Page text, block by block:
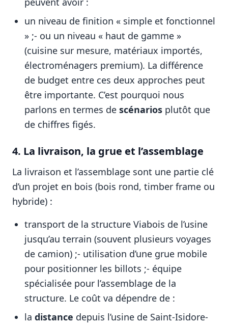
un niveau de finition « simple et fonctionnel
» ;- ou un niveau « haut de gamme »
(cuisine sur mesure, matériaux importés,
électroménagers premium). La différence
de budget entre ces deux approches peut
être importante. C’est pourquoi nous
parlons en termes de scénarios plutôt que
de chiffres figés.
4. La livraison, la grue et l’assemblage
La livraison et l’assemblage sont une partie clé
d’un projet en bois (bois rond, timber frame ou
hybride) :
transport de la structure Viabois de l’usine
jusqu’au terrain (souvent plusieurs voyages
de camion) ;- utilisation d’une grue mobile
pour positionner les billots ;- équipe
spécialisée pour l’assemblage de la
structure. Le coût va dépendre de :
la distance depuis l’usine de Saint-Isidore-